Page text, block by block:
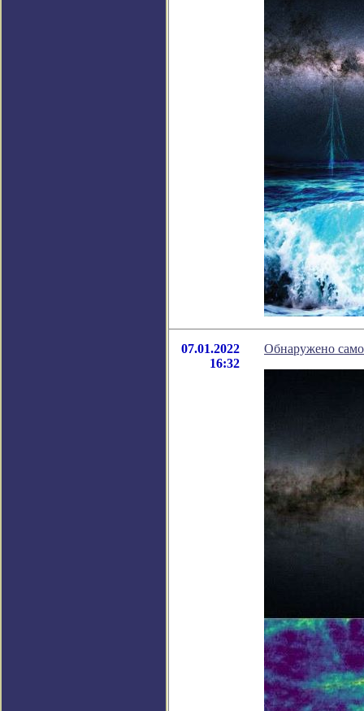
07.01.2022
16:32
Обнаружено